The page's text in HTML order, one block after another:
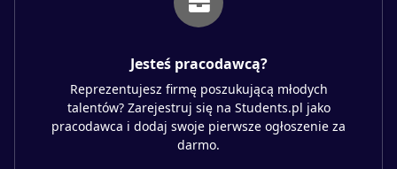
Jesteś pracodawcą?
Reprezentujesz firmę poszukującą młodych
talentów? Zarejestruj się na Students.pl jako
pracodawca i dodaj swoje pierwsze ogłoszenie za
darmo.